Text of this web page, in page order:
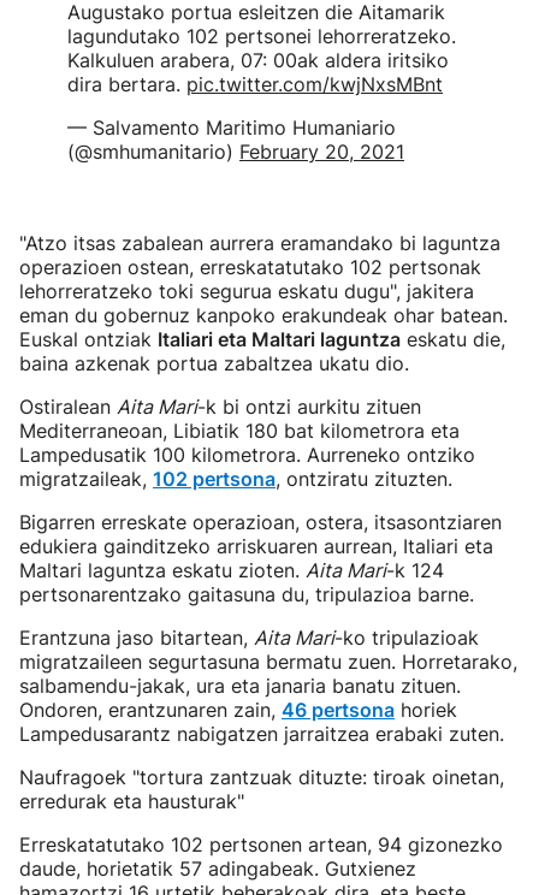
Augustako portua esleitzen die Aitamarik
lagundutako 102 pertsonei lehorreratzeko.
Kalkuluen arabera, 07: 00ak aldera iritsiko
dira bertara. pic.twitter.com/kwjNxsMBnt
— Salvamento Maritimo Humaniario
(@smhumanitario) February 20, 2021
"Atzo itsas zabalean aurrera eramandako bi laguntza
operazioen ostean, erreskatatutako 102 pertsonak
lehorreratzeko toki segurua eskatu dugu", jakitera
eman du gobernuz kanpoko erakundeak ohar batean.
Euskal ontziak Italiari eta Maltari laguntza eskatu die,
baina azkenak portua zabaltzea ukatu dio.
Ostiralean Aita Mari-k bi ontzi aurkitu zituen
Mediterraneoan, Libiatik 180 bat kilometrora eta
Lampedusatik 100 kilometrora. Aurreneko ontziko
migratzaileak, 102 pertsona, ontziratu zituzten.
Bigarren erreskate operazioan, ostera, itsasontziaren
edukiera gainditzeko arriskuaren aurrean, Italiari eta
Maltari laguntza eskatu zioten. Aita Mari-k 124
pertsonarentzako gaitasuna du, tripulazioa barne.
Erantzuna jaso bitartean, Aita Mari-ko tripulazioak
migratzaileen segurtasuna bermatu zuen. Horretarako,
salbamendu-jakak, ura eta janaria banatu zituen.
Ondoren, erantzunaren zain, 46 pertsona horiek
Lampedusarantz nabigatzen jarraitzea erabaki zuten.
Naufragoek "tortura zantzuak dituzte: tiroak oinetan,
erredurak eta hausturak"
Erreskatatutako 102 pertsonen artean, 94 gizonezko
daude, horietatik 57 adingabeak. Gutxienez